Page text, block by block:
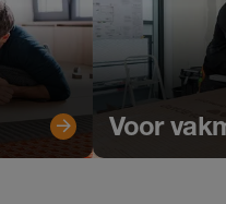
Voor